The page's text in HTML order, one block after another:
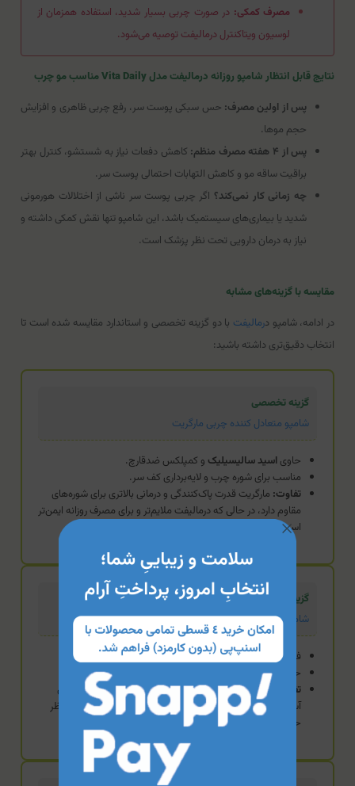
مصرف کمکی: در صورت چربی بسیار شدید، استفاده همزمان از
لوسیون ویتاکنترل درمالیفت توصیه می‌شود.
نتایج قابل انتظار شامپو روزانه درمالیفت مدل Vita Daily مناسب مو چرب
پس از اولین مصرف: حس سبکی پوست سر، رفع چربی ظاهری و افزایش
حجم موها.
پس از ۴ هفته مصرف منظم:
کاهش دفعات نیاز به شستشو، کنترل بهتر
براقیت ساقه مو و کاهش التهابات احتمالی پوست سر.
چه زمانی کار نمی‌کند؟ اگر چربی پوست سر ناشی از اختلالات هورمونی
شدید یا بیماری‌های سیستمیک باشد، این شامپو تنها نقش کمکی داشته و
نیاز به درمان دارویی تحت نظر پزشک است.
مقایسه با گزینه‌های مشابه
در ادامه، شامپو درمالیفت با دو گزینه تخصصی و استاندارد مقایسه شده است تا
انتخاب دقیق‌تری داشته باشید:
گزینه تخصصی
شامپو متعادل کننده چربی مارگریت
حاویاسید سالیسیلیک و کمپلکس ضدقارچ.
مناسب برای شوره چرب و لایه‌برداری کف سر.
تفاوت: مارگریت قدرت پاک‌کنندگی و درمانی بالاتری برای شوره‌های
مقاوم دارد، در حالی که درمالیفت ملایم‌تر و برای مصرف روزانه ایمن‌تر
است.
گزینه استاندارد
شامپو تقویت‌کننده روزانه درمالوگ
فرمولاسیون تحت لیسانس ایتالیا.
حجم بالاتر (۳۵۰ میل) و حاوی آرگان.
تفاوت:
درمالوگ تمرکز بیشتری بر تقویت ریشه و بازسازی تارهای
آسیب‌دیده همزمان با کنترل چربی دارد؛ انتخابی اقتصادی‌تر از نظر
حجم است.